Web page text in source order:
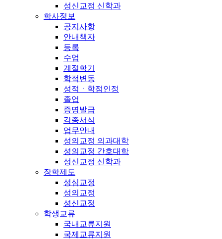
성신교정 신학과
학사정보
공지사항
안내책자
등록
수업
계절학기
학적변동
성적ㆍ학점인정
졸업
증명발급
각종서식
업무안내
성의교정 의과대학
성의교정 간호대학
성신교정 신학과
장학제도
성심교정
성의교정
성신교정
학생교류
국내교류지원
국제교류지원